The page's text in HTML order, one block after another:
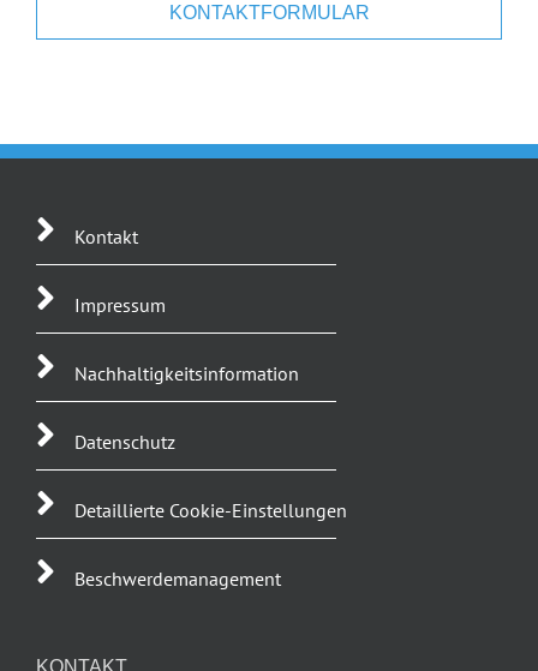
KONTAKTFORMULAR
Kontakt
Impressum
Nachhaltigkeitsinformation
Datenschutz
Detaillierte Cookie-Einstellungen
Beschwerdemanagement
KONTAKT